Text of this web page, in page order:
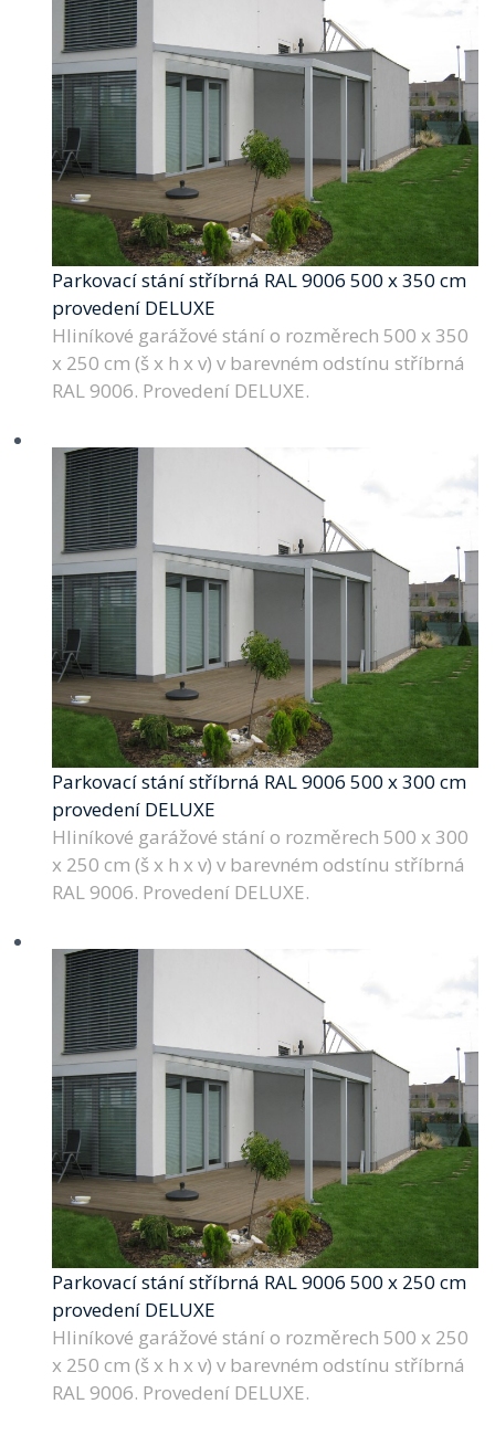
Parkovací stání stříbrná RAL 9006 500 x 350 cm
provedení DELUXE
Hliníkové garážové stání o rozměrech 500 x 350
x 250 cm (š x h x v) v barevném odstínu stříbrná
RAL 9006. Provedení DELUXE.
Parkovací stání stříbrná RAL 9006 500 x 300 cm
provedení DELUXE
Hliníkové garážové stání o rozměrech 500 x 300
x 250 cm (š x h x v) v barevném odstínu stříbrná
RAL 9006. Provedení DELUXE.
Parkovací stání stříbrná RAL 9006 500 x 250 cm
provedení DELUXE
Hliníkové garážové stání o rozměrech 500 x 250
x 250 cm (š x h x v) v barevném odstínu stříbrná
RAL 9006. Provedení DELUXE.